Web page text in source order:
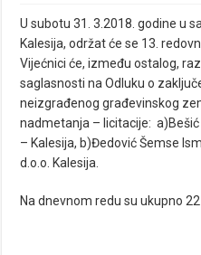
U subotu 31. 3.2018. godine u
Kalesija, održat će se 13.
Vijećnici će, između ostalog,
saglasnosti na Odluku o
neizgrađenog građevinskog
nadmetanja – licitacije: a)Bešić
– Kalesija, b)Đedović Šemse
d.o.o. Kalesija.
Na dnevnom redu su ukupno 22